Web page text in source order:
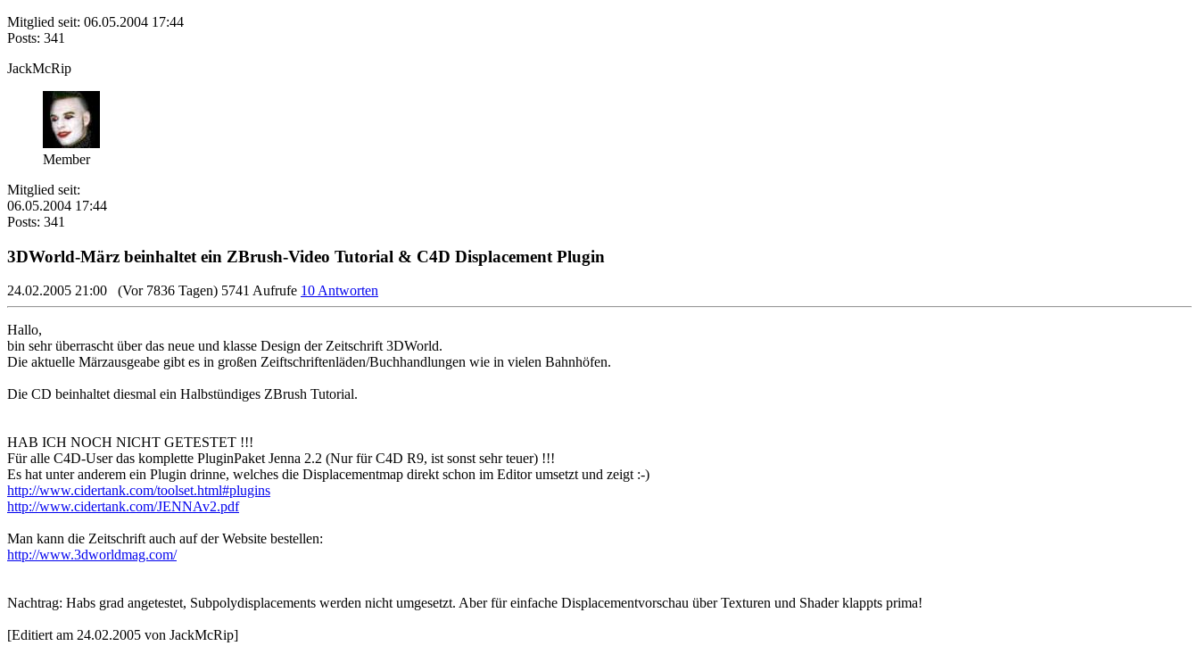
Mitglied seit: 06.05.2004 17:44
Posts: 341
JackMcRip
Member
Mitglied seit:
06.05.2004 17:44
Posts: 341
3DWorld-März beinhaltet ein ZBrush-Video Tutorial & C4D Displacement Plugin
24.02.2005 21:00 (Vor 7836 Tagen) 5741 Aufrufe 10 Antworten
Hallo,
bin sehr überrascht über das neue und klasse Design der Zeitschrift 3DWorld.
Die aktuelle Märzausgeabe gibt es in großen Zeiftschriftenläden/Buchhandlungen wie in vielen Bahnhöfen.
Die CD beinhaltet diesmal ein Halbstündiges ZBrush Tutorial.
HAB ICH NOCH NICHT GETESTET !!!
Für alle C4D-User das komplette PluginPaket Jenna 2.2 (Nur für C4D R9, ist sonst sehr teuer) !!!
Es hat unter anderem ein Plugin drinne, welches die Displacementmap direkt schon im Editor umsetzt und zeigt :-)
http://www.cidertank.com/toolset.html#plugins
http://www.cidertank.com/JENNAv2.pdf
Man kann die Zeitschrift auch auf der Website bestellen:
http://www.3dworldmag.com/
Nachtrag: Habs grad angetestet, Subpolydisplacements werden nicht umgesetzt. Aber für einfache Displacementvorschau über Texturen und Shader klappts prima!
[Editiert am 24.02.2005 von JackMcRip]